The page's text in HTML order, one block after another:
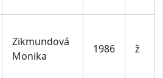
Zikmundová
Monika
1986 ž